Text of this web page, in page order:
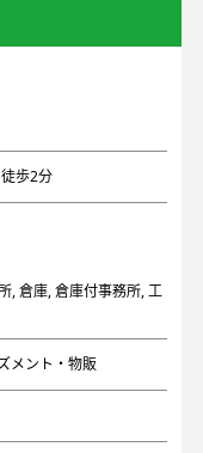
歩2分
,倉庫,倉庫付事務所,工
メント・物販